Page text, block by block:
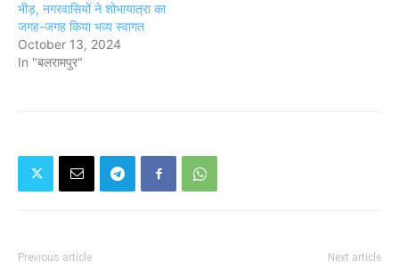
भीड़, नगरवासियों ने शोभायात्रा का
जगह-जगह किया भव्य स्वागत
October 13, 2024
In "बलरामपुर"
Previous article Next article